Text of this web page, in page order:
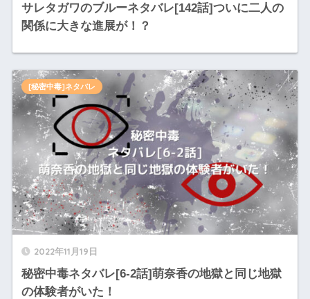
サレタガワのブルーネタバレ[142話]ついに二人の
関係に大きな進展が！？
2022年11月19日
秘密中毒ネタバレ[6-2話]萌奈香の地獄と同じ地獄
の体験者がいた！
[秘密中毒]ネタバレ